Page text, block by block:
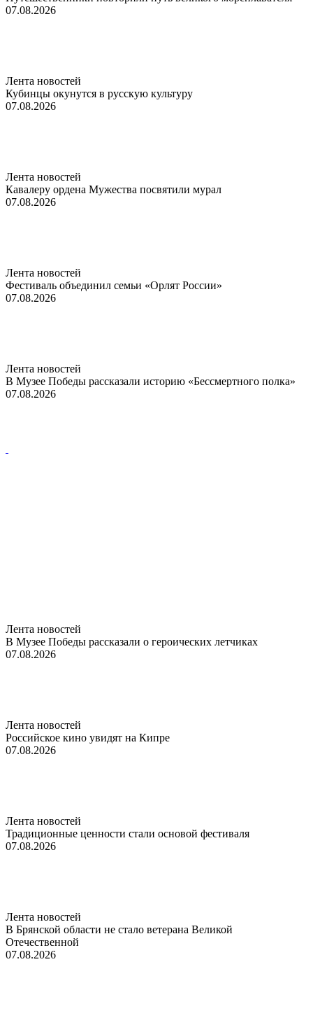
07.08.2026
Лента новостей
Кубинцы окунутся в русскую культуру
07.08.2026
Лента новостей
Кавалеру ордена Мужества посвятили мурал
07.08.2026
Лента новостей
Фестиваль объединил семьи «Орлят России»
07.08.2026
Лента новостей
В Музее Победы рассказали историю «Бессмертного полка»
07.08.2026
Лента новостей
В Музее Победы рассказали о героических летчиках
07.08.2026
Лента новостей
Российское кино увидят на Кипре
07.08.2026
Лента новостей
Традиционные ценности стали основой фестиваля
07.08.2026
Лента новостей
В Брянской области не стало ветерана Великой
Отечественной
07.08.2026